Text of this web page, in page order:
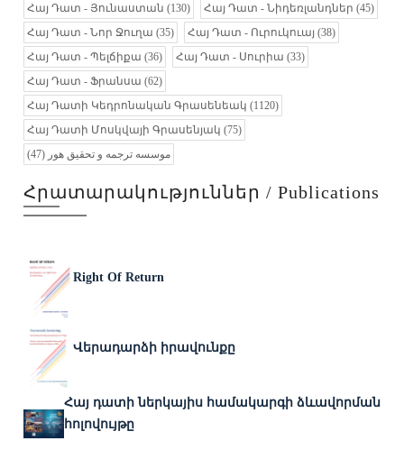
Հայ Դատ - Յունաստան (130) Հայ Դատ - Նիդեռլանդներ (45)
Հայ Դատ - Նոր Ջուղա (35) Հայ Դատ - Ուրուկուայ (38)
Հայ Դատ - Պելճիքա (36) Հայ Դատ - Սուրիա (33)
Հայ Դատ - Ֆրանսա (62)
Հայ Դատի Կեդրոնական Գրասենեակ (1120)
Հայ Դատի Մոսկվայի Գրասենյակ (75)
موسسه ترجمه و تحقیق هور (47)
Հրատարակություններ / Publications
Right Of Return
Վերադարձի իրավունքը
Հայ դատի ներկայիս համակարգի ձևավորման
հոլովույթը